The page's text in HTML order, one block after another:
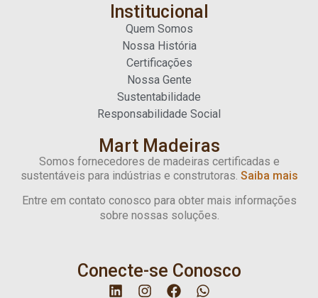
Institucional
Quem Somos
Nossa História
Certificações
Nossa Gente
Sustentabilidade
Responsabilidade Social
Mart Madeiras
Somos fornecedores de madeiras certificadas e
sustentáveis para indústrias e construtoras. Saiba mais
Entre em contato conosco para obter mais informações
sobre nossas soluções.
Conecte-se Conosco